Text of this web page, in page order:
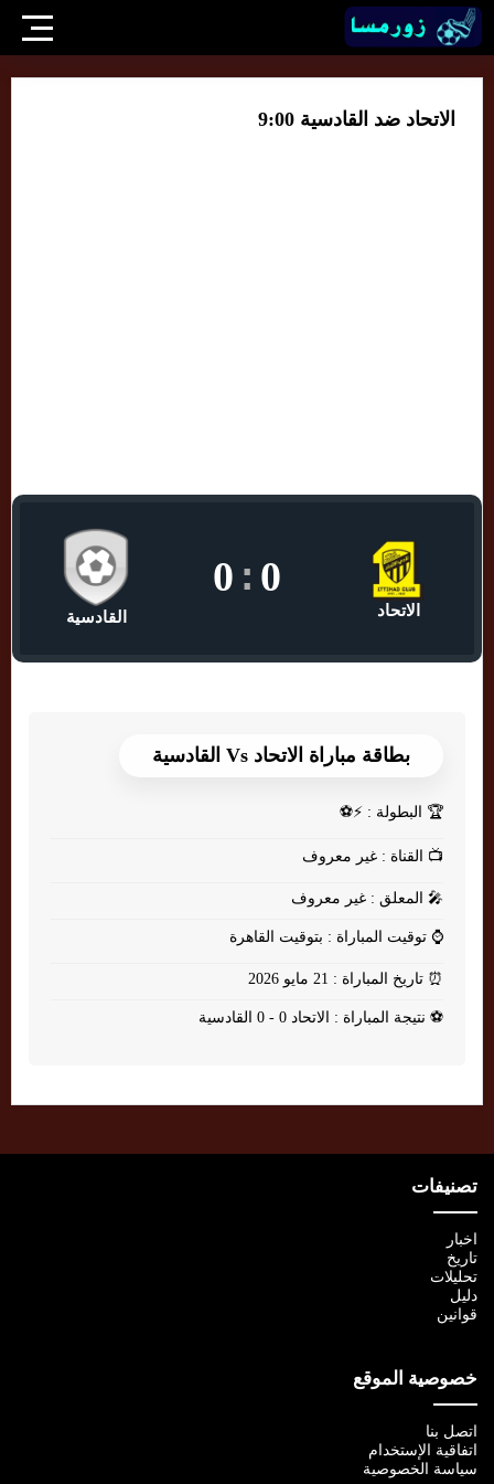
الاتحاد ضد القادسية 9:00
الاتحاد
0
:
0
القادسية
بطاقة مباراة الاتحاد Vs القادسية
🏆 البطولة : ⚡⚽
📺 القناة : غير معروف
🎤 المعلق : غير معروف
⌚ توقيت المباراة : بتوقيت القاهرة
⏰ تاريخ المباراة : 21 مايو 2026
⚽ نتيجة المباراة : الاتحاد 0 - 0 القادسية
تصنيفات
اخبار
تاريخ
تحليلات
دليل
قوانين
خصوصية الموقع
اتصل بنا
اتفاقية الإستخدام
سياسة الخصوصية